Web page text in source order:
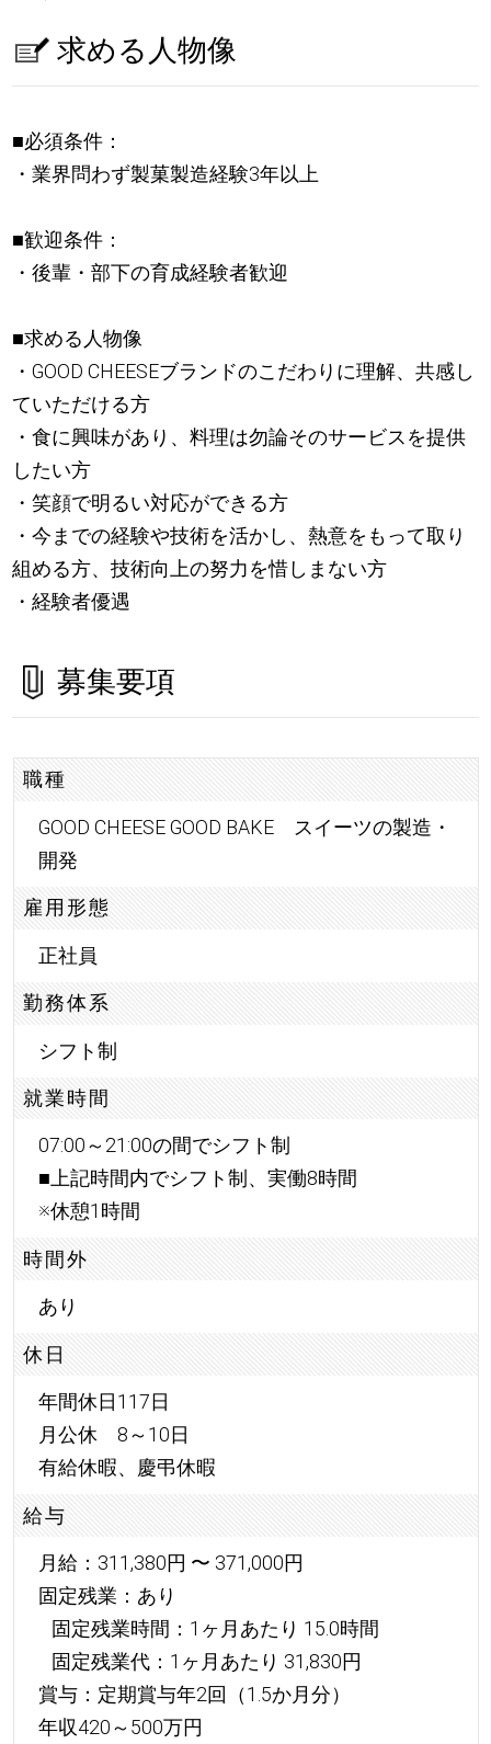
求める人物像
■必須条件：
・業界問わず製菓製造経験3年以上
■歓迎条件：
・後輩・部下の育成経験者歓迎
■求める人物像
・GOOD CHEESEブランドのこだわりに理解、共感し
ていただける方
・食に興味があり、料理は勿論そのサービスを提供
したい方
・笑顔で明るい対応ができる方
・今までの経験や技術を活かし、熱意をもって取り
組める方、技術向上の努力を惜しまない方
・経験者優遇
募集要項
職種
GOOD CHEESE GOOD BAKE スイーツの製造・
開発
雇用形態
正社員
勤務体系
シフト制
就業時間
07:00～21:00の間でシフト制
■上記時間内でシフト制、実働8時間
※休憩1時間
時間外
あり
休日
年間休日117日
月公休 8～10日
有給休暇、慶弔休暇
給与
月給：311,380円 〜 371,000円
固定残業：あり
固定残業時間：1ヶ月あたり 15.0時間
固定残業代：1ヶ月あたり 31,830円
賞与：定期賞与年2回（1.5か月分）
年収420～500万円